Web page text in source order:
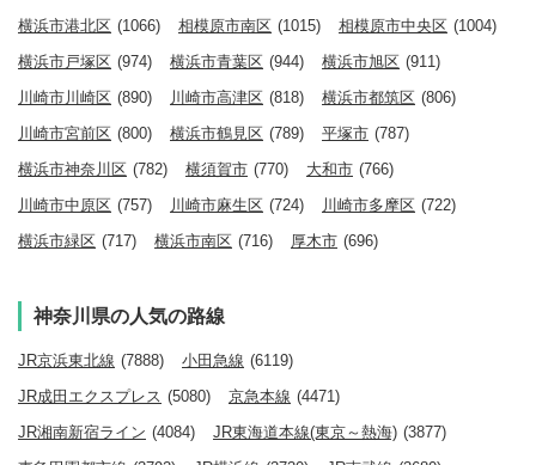
横浜市港北区 (1066) 相模原市南区 (1015) 相模原市中央区 (1004)
横浜市戸塚区 (974) 横浜市青葉区 (944) 横浜市旭区 (911)
川崎市川崎区 (890) 川崎市高津区 (818) 横浜市都筑区 (806)
川崎市宮前区 (800) 横浜市鶴見区 (789) 平塚市 (787)
横浜市神奈川区 (782) 横須賀市 (770) 大和市 (766)
川崎市中原区 (757) 川崎市麻生区 (724) 川崎市多摩区 (722)
横浜市緑区 (717) 横浜市南区 (716) 厚木市 (696)
神奈川県の人気の路線
JR京浜東北線 (7888) 小田急線 (6119)
JR成田エクスプレス (5080) 京急本線 (4471)
JR湘南新宿ライン (4084) JR東海道本線(東京～熱海) (3877)